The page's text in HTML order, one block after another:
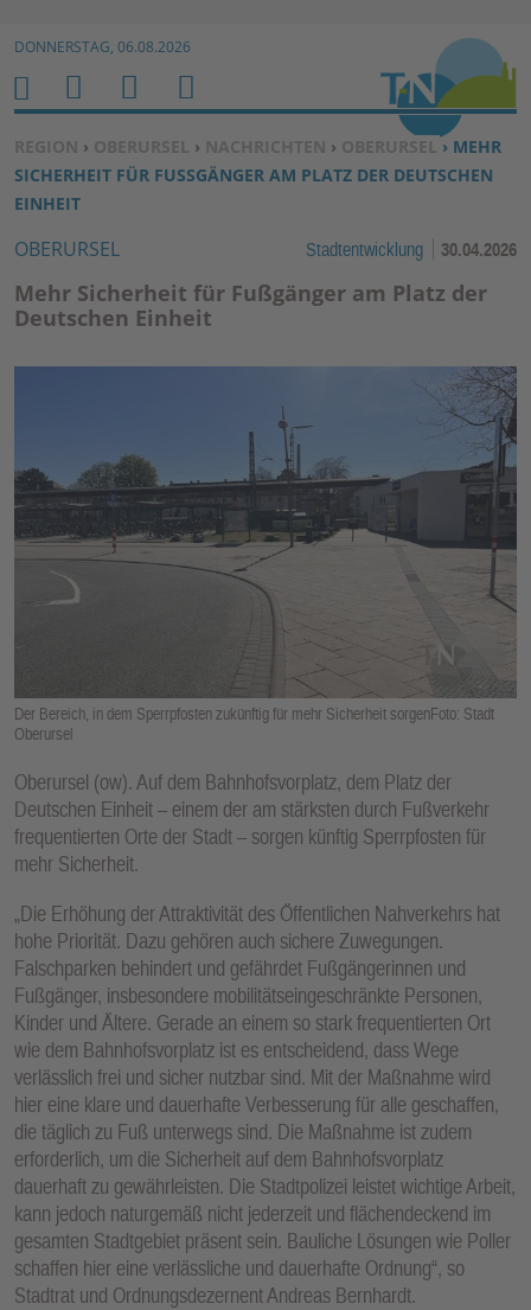
Zum Inhalt springen ↓
DONNERSTAG, 06.08.2026
SIE BEFINDEN SICH HIER:
REGION › OBERURSEL › NACHRICHTEN › OBERURSEL › MEHR
SICHERHEIT FÜR FUSSGÄNGER AM PLATZ DER DEUTSCHEN E
INHEIT
OBERURSEL Stadtentwicklung 30.04.2026
Mehr Sicherheit für Fußgänger am Platz der
Deutschen Einheit
Der Bereich, in dem Sperrpfosten zukünftig für mehr Sicherheit sorgenFoto: Stadt
Oberursel
Oberursel (ow). Auf dem Bahnhofsvorplatz, dem Platz der
Deutschen Einheit – einem der am stärksten durch Fußverkehr
frequentierten Orte der Stadt – sorgen künftig Sperrpfosten für
mehr Sicherheit.
„Die Erhöhung der Attraktivität des Öffentlichen Nahverkehrs hat
hohe Priorität. Dazu gehören auch sichere Zuwegungen.
Falschparken behindert und gefährdet Fußgängerinnen und
Fußgänger, insbesondere mobilitätseingeschränkte Personen,
Kinder und Ältere. Gerade an einem so stark frequentierten Ort
wie dem Bahnhofsvorplatz ist es entscheidend, dass Wege
verlässlich frei und sicher nutzbar sind. Mit der Maßnahme wird
hier eine klare und dauerhafte Verbesserung für alle geschaffen,
die täglich zu Fuß unterwegs sind. Die Maßnahme ist zudem
erforderlich, um die Sicherheit auf dem Bahnhofsvorplatz
dauerhaft zu gewährleisten. Die Stadtpolizei leistet wichtige Arbeit,
kann jedoch naturgemäß nicht jederzeit und flächendeckend im
gesamten Stadtgebiet präsent sein. Bauliche Lösungen wie Poller
schaffen hier eine verlässliche und dauerhafte Ordnung“, so
Stadtrat und Ordnungsdezernent Andreas Bernhardt.
H
O
M
E
M
E
N
U
S
U
C
B
E
N
E
R
TI
O
N
E